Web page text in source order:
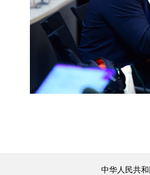
中华人民共